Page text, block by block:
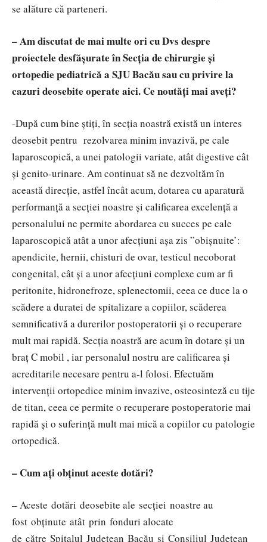
se alăture că parteneri.
– Am discutat de mai multe ori cu Dvs despre
proiectele desfășurate în Secția de chirurgie și
ortopedie pediatrică a SJU Bacău sau cu privire la
cazuri deosebite operate aici. Ce noutăți mai aveți?
-După cum bine știți, în secția noastră există un interes
deosebit pentru rezolvarea minim invazivă, pe cale
laparoscopică, a unei patologii variate, atât digestive cât
și genito-urinare. Am continuat să ne dezvoltăm în
această direcție, astfel încât acum, dotarea cu aparatură
performanță a secției noastre și calificarea excelență a
personalului ne permite abordarea cu succes pe cale
laparoscopică atât a unor afecțiuni așa zis ”obișnuite’:
apendicite, hernii, chisturi de ovar, testicul necoborat
congenital, cât și a unor afecțiuni complexe cum ar fi
peritonite, hidronefroze, splenectomii, ceea ce duce la o
scădere a duratei de spitalizare a copiilor, scăderea
semnificativă a durerilor postoperatorii și o recuperare
mult mai rapidă. Secția noastră are acum în dotare și un
braț C mobil , iar personalul nostru are calificarea și
acreditarile necesare pentru a-l folosi. Efectuăm
intervenții ortopedice minim invazive, osteosinteză cu tije
de titan, ceea ce permite o recuperare postoperatorie mai
rapidă și o suferință mult mai mică a copiilor cu patologie
ortopedică.
– Cum ați obținut aceste dotări?
– Aceste dotări deosebite ale secției noastre au
fost obținute atât prin fonduri alocate
de către Spitalul Județean Bacău și Consiliul Județean